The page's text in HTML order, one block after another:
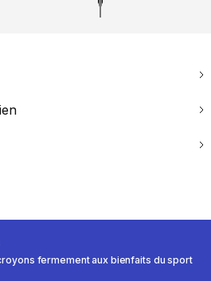
fermement aux bienfaits du sport